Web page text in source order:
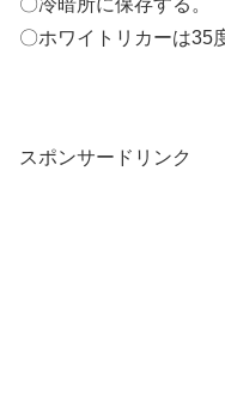
〇ホワイトリカーは35
スポンサードリンク